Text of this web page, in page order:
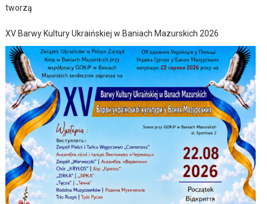
tworzą
XV Barwy Kultury Ukraińskiej w Baniach Mazurskich 2026